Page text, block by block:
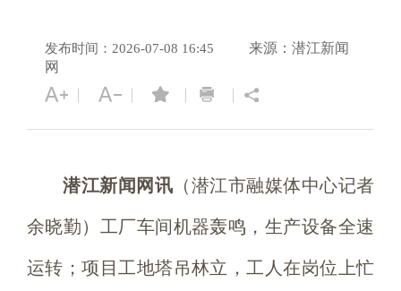
发布时间：2026-07-08 16:45
来源：潜江新闻
网
潜江新闻网讯 （潜江市融媒体中心记者
余晓勤）工厂车间机器轰鸣，生产设备全速
运转；项目工地塔吊林立，工人在岗位上忙